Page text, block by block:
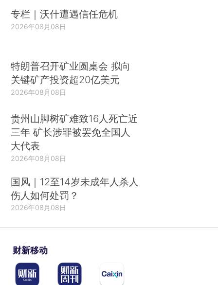
专栏｜沃什遭遇信任危机
2026年08月08日
特朗普召开矿业圆桌会 拟向
关键矿产投资超20亿美元
2026年08月08日
贵州山脚树矿难致16人死亡近
三年 矿长涉罪被罢免全国人
大代表
2026年08月08日
国风｜12至14岁未成年人杀人
伤人如何处罚？
2026年08月08日
财新移动